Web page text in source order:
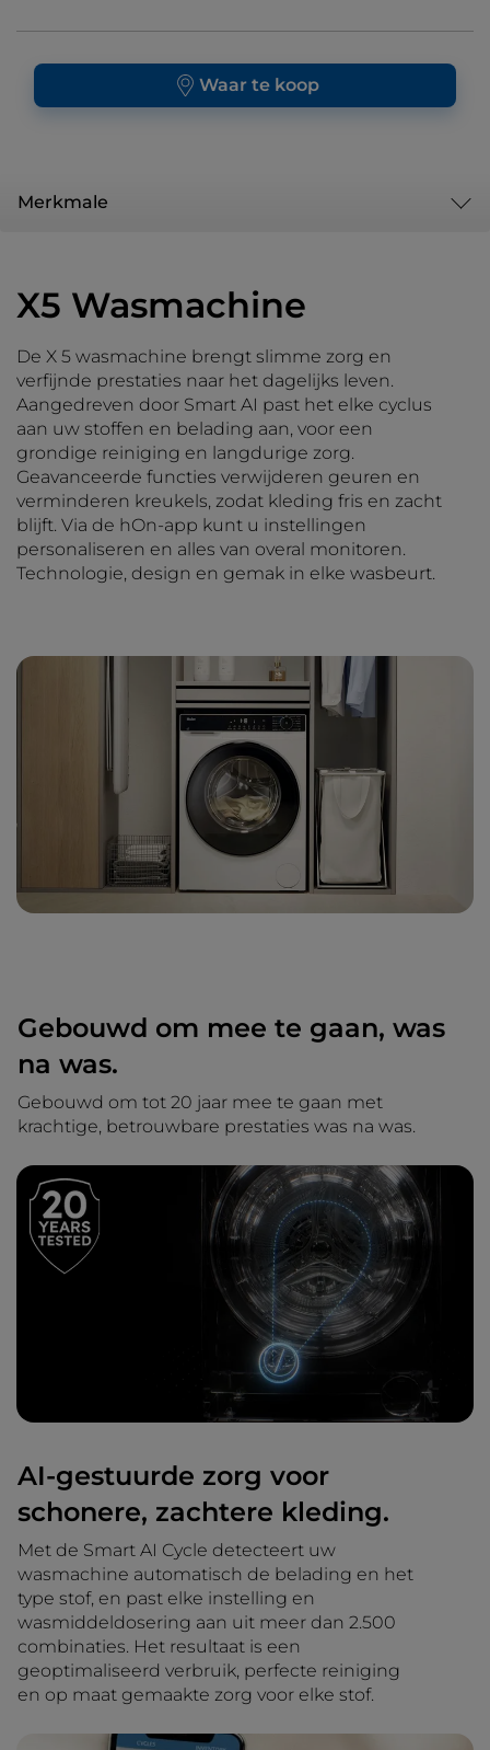
Waar te koop
Merkmale
X5 Wasmachine
De X 5 wasmachine brengt slimme zorg en
verfijnde prestaties naar het dagelijks leven.
Aangedreven door Smart AI past het elke cyclus
aan uw stoffen en belading aan, voor een
grondige reiniging en langdurige zorg.
Geavanceerde functies verwijderen geuren en
verminderen kreukels, zodat kleding fris en zacht
blijft. Via de hOn-app kunt u instellingen
personaliseren en alles van overal monitoren.
Technologie, design en gemak in elke wasbeurt.
Gebouwd om mee te gaan, was
na was.
Gebouwd om tot 20 jaar mee te gaan met
krachtige, betrouwbare prestaties was na was.
AI-gestuurde zorg voor
schonere, zachtere kleding.
Met de Smart AI Cycle detecteert uw
wasmachine automatisch de belading en het
type stof, en past elke instelling en
wasmiddeldosering aan uit meer dan 2.500
combinaties. Het resultaat is een
geoptimaliseerd verbruik, perfecte reiniging
en op maat gemaakte zorg voor elke stof.